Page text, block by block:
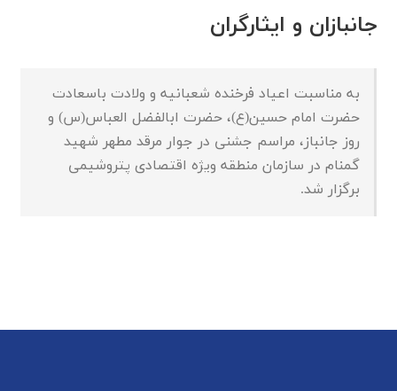
جانبازان و ایثارگران
به مناسبت اعیاد فرخنده شعبانیه و ولادت باسعادت
حضرت امام حسین(ع)، حضرت ابالفضل العباس(س) و
روز جانباز، مراسم جشنی در جوار مرقد مطهر شهید
گمنام در سازمان منطقه ویژه اقتصادی پتروشیمی
برگزار شد.